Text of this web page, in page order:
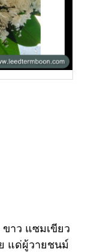
าว แซมเขียว
แด่ผู้วายชนม์